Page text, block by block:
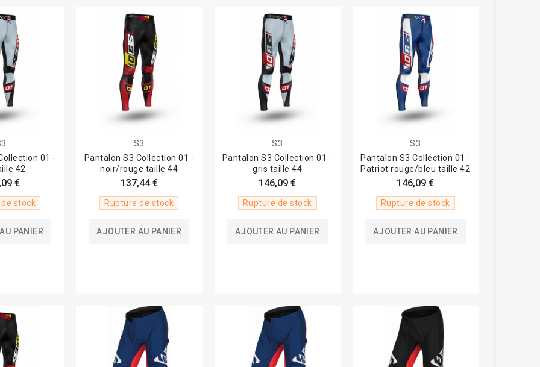
01 -
42
€
stock
PANIER
S3
Pantalon S3 Collection 01 -
noir/rouge taille 44
137,44 €
Rupture de stock
AJOUTER AU PANIER
S3
Pantalon S3 Collection 01 -
gris taille 44
146,09 €
Rupture de stock
AJOUTER AU PANIER
S3
Pantalon S3 Collection 01 -
Patriot rouge/bleu taille 42
146,09 €
Rupture de stock
AJOUTER AU PANIER